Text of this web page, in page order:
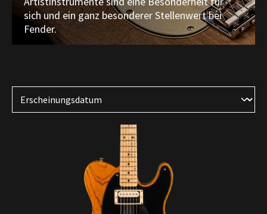
sich und ein ganz besonderer Stellenwert bei
Fender.